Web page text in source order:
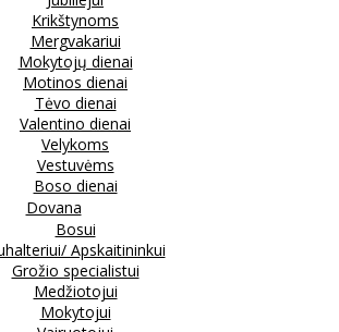
Krikštynoms
Mergvakariui
Mokytojų dienai
Motinos dienai
Tėvo dienai
Valentino dienai
Velykoms
Vestuvėms
Boso dienai
Dovana
Bosui
Apskaitininkui
Grožio specialistui
Medžiotojui
Mokytojui